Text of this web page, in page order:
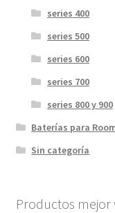
series 400
series 500
series 600
series 700
series 800 y 900
Baterías para
Sin categoría
Productos mejor